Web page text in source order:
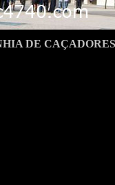
DE